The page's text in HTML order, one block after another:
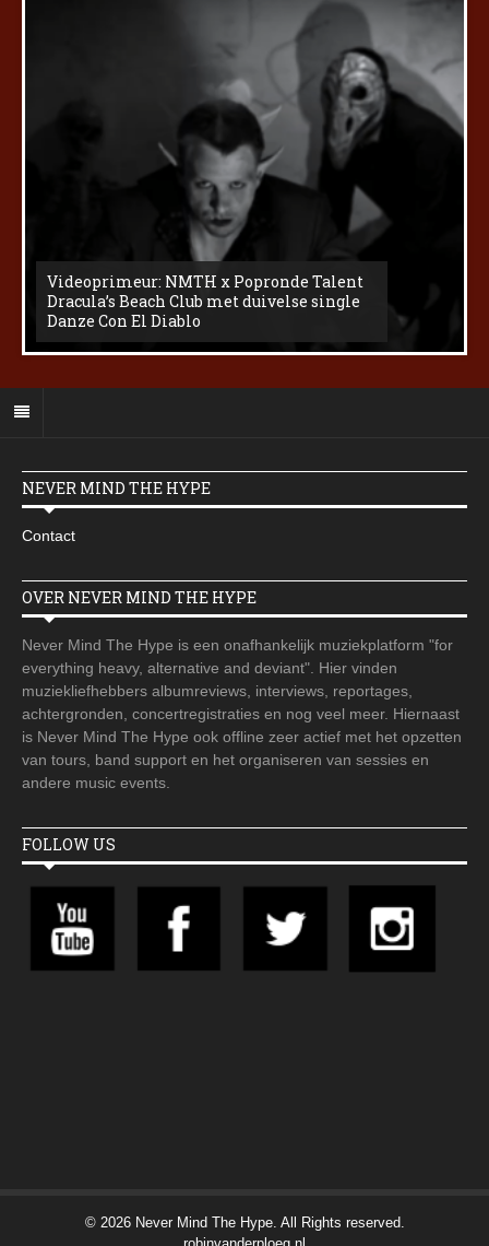
Videoprimeur: NMTH x Popronde Talent
Dracula’s Beach Club met duivelse single
Danze Con El Diablo
NEVER MIND THE HYPE
Contact
OVER NEVER MIND THE HYPE
Never Mind The Hype is een onafhankelijk muziekplatform "for
everything heavy, alternative and deviant". Hier vinden
muziekliefhebbers albumreviews, interviews, reportages,
achtergronden, concertregistraties en nog veel meer. Hiernaast
is Never Mind The Hype ook offline zeer actief met het opzetten
van tours, band support en het organiseren van sessies en
andere music events.
FOLLOW US
© 2026 Never Mind The Hype. All Rights reserved.